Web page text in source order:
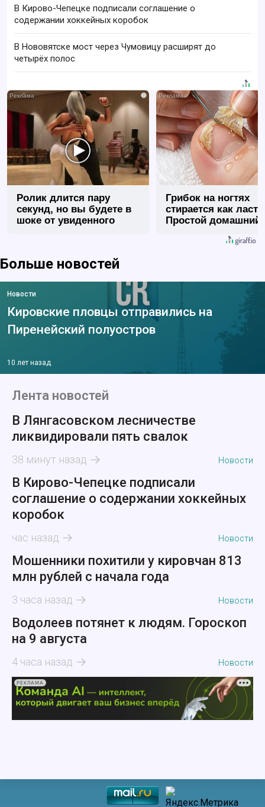
В Кирово-Чепецке подписали соглашение о
содержании хоккейных коробок
В Нововятске мост через Чумовицу расширят до
четырёх полос
i
Ролик длится пару
секунд, но вы будете в
шоке от увиденного
Грибок на ногтях
стирается как
Простой домашний
Больше новостей
Новости
Кировские пловцы отправились на
Пиренейский полуостров
10 лет назад
Лента новостей
В Лянгасовском лесничестве
ликвидировали пять свалок
38 минут назад Новости
В Кирово-Чепецке подписали
соглашение о содержании хоккейных
коробок
час назад Новости
Мошенники похитили у кировчан 813
млн рублей с начала года
3 часа назад Новости
Водолеев потянет к людям. Гороскоп
на 9 августа
4 часа назад Новости
РЕКЛАМА